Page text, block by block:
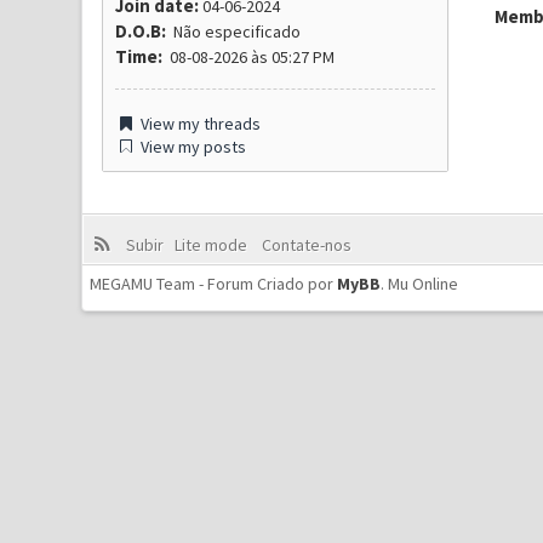
Join date:04-06-2024
D.O.B:Não especificado
Time:08-08-2026 às 05:27 PM
View my threads
View my posts
Subir Lite mode
Contate-nos
MEGAMU Team - Forum Criado por MyBB.Mu Online